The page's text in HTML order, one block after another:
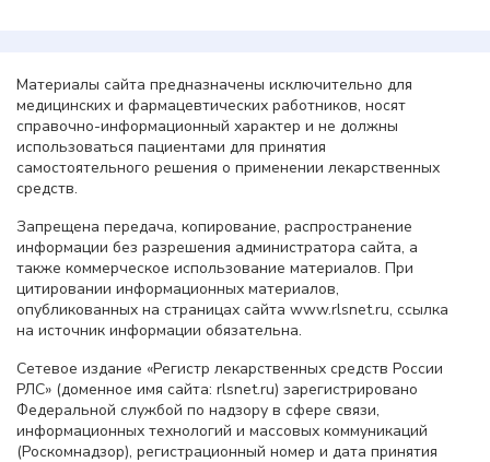
Материалы сайта предназначены исключительно для
медицинских и фармацевтических работников, носят
справочно-информационный характер и не должны
использоваться пациентами для принятия
самостоятельного решения о применении лекарственных
средств.
Запрещена передача, копирование, распространение
информации без разрешения администратора сайта, а
также коммерческое использование материалов. При
цитировании информационных материалов,
опубликованных на страницах сайта www.rlsnet.ru, ссылка
на источник информации обязательна.
Сетевое издание «Регистр лекарственных средств России
РЛС» (доменное имя сайта: rlsnet.ru) зарегистрировано
Федеральной службой по надзору в сфере связи,
информационных технологий и массовых коммуникаций
(Роскомнадзор), регистрационный номер и дата принятия